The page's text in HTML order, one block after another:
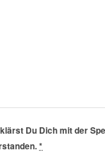
Du Dich mit der
*